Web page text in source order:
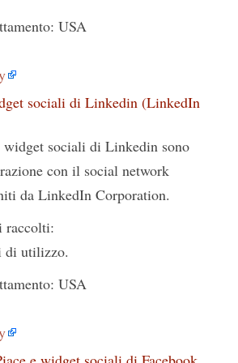
USA
sociali di Linkedin (LinkedIn
sociali di Linkedin sono
con il social network
da LinkedIn Corporation.
raccolti:
di utilizzo.
USA